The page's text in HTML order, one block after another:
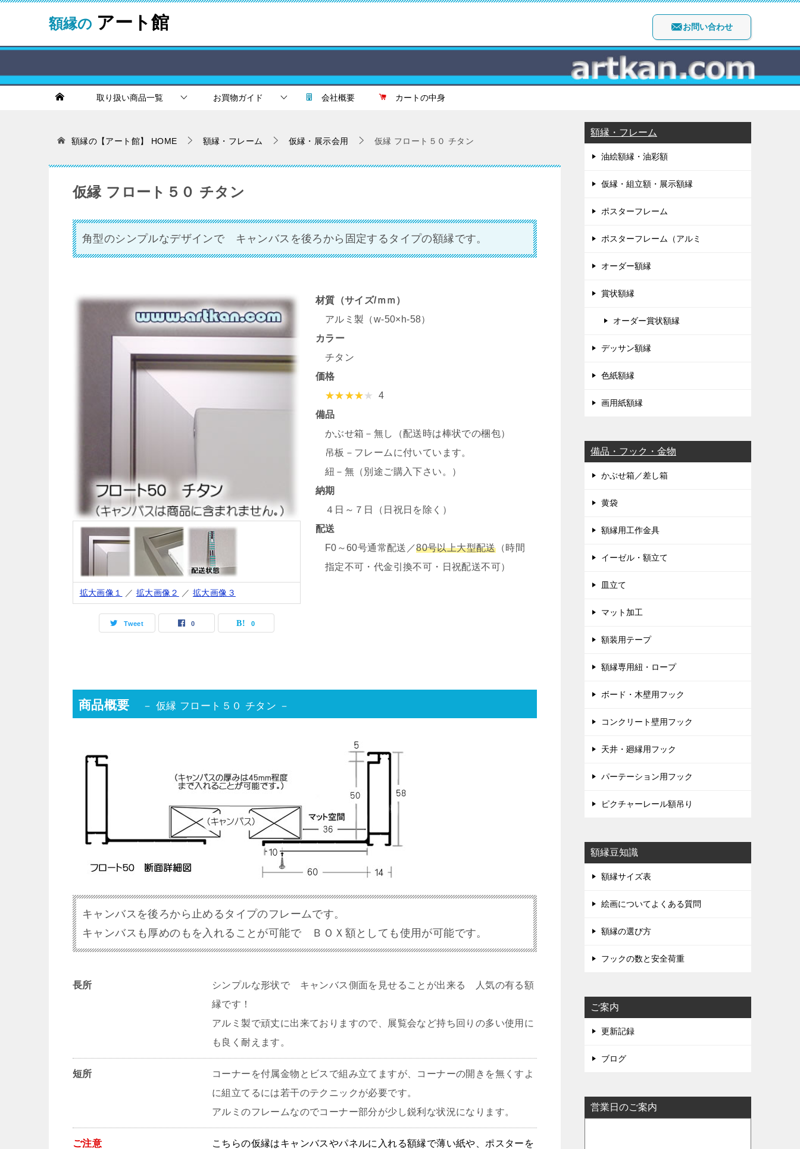
額縁の アート館 お問い合わせ
取り扱い商品一覧 お買物ガイド 会社概要 カートの中身
額縁の【アート館】 HOME 額縁・フレーム 仮縁・展示会用 仮縁 フロート５０ チタン
仮縁 フロート５０ チタン
角型のシンプルなデザインで キャンバスを後ろから固定するタイプの額縁です。
拡大画像１ ／ 拡大画像２ ／ 拡大画像３
Tweet 0 0
材質（サイズ/ｍｍ）
アルミ製（w-50×h-58）
カラー
チタン
価格
4
備品
かぶせ箱－無し（配送時は棒状での梱包）
吊板－フレームに付いています。
紐－無（別途ご購入下さい。）
納期
４日～７日（日祝日を除く）
配送
F0～60号通常配送／80号以上大型配送（時間
指定不可・代金引換不可・日祝配送不可）
商品概要 － 仮縁 フロート５０ チタン －
キャンバスを後ろから止めるタイプのフレームです。
キャンバスも厚めのもを入れることが可能で ＢＯＸ額としても使用が可能です。
長所
シンプルな形状で キャンバス側面を見せることが出来る 人気の有る額
縁です！
アルミ製で頑丈に出来ておりますので、展覧会など持ち回りの多い使用に
も良く耐えます。
短所
コーナーを付属金物とビスで組み立てますが、コーナーの開きを無くすよ
に組立てるには若干のテクニックが必要です。
アルミのフレームなのでコーナー部分が少し鋭利な状況になります。
ご注意
こちらの仮縁はキャンバスやパネルに入れる額縁で薄い紙や、ポスターを
額縁・フレーム
油絵額縁・油彩額
仮縁・組立額・展示額縁
ポスターフレーム
ポスターフレーム（アルミ
オーダー額縁
賞状額縁
オーダー賞状額縁
デッサン額縁
色紙額縁
画用紙額縁
備品・フック・金物
かぶせ箱／差し箱
黄袋
額縁用工作金具
イーゼル・額立て
皿立て
マット加工
額装用テープ
額縁専用紐・ロープ
ボード・木壁用フック
コンクリート壁用フック
天井・廻縁用フック
パーテーション用フック
ピクチャーレール額吊り
額縁豆知識
額縁サイズ表
絵画についてよくある質問
額縁の選び方
フックの数と安全荷重
ご案内
更新記録
ブログ
営業日のご案内